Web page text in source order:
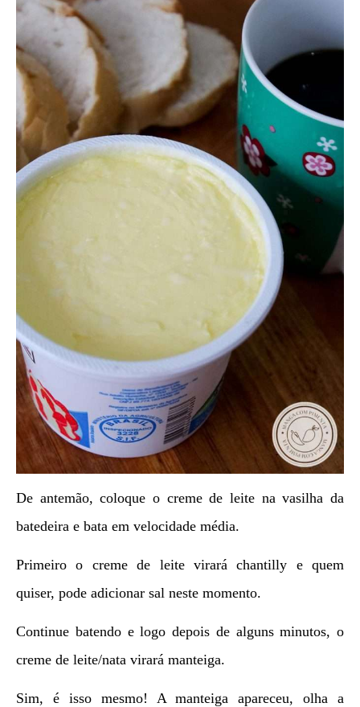
De antemão, coloque o creme de leite na vasilha da
batedeira e bata em velocidade média.
Primeiro o creme de leite virará chantilly e quem
quiser, pode adicionar sal neste momento.
Continue batendo e logo depois de alguns minutos, o
creme de leite/nata virará manteiga.
Sim, é isso mesmo! A manteiga apareceu, olha a